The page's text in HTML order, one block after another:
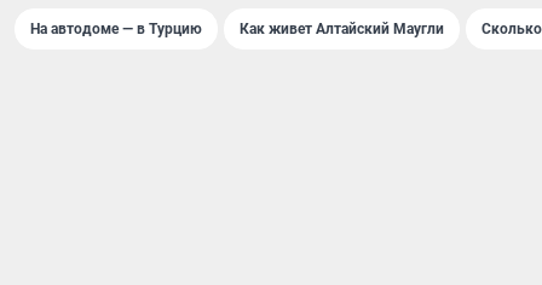
На автодоме — в Турцию Как живет Алтайский Маугли